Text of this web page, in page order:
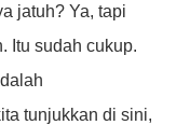
jatuh? Ya, tapi
Itu sudah cukup.
tunjukkan di sini,